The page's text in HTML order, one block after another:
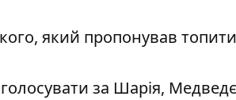
який пропонував топити
за Шарія,